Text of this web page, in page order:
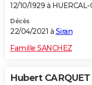
12/10/1929 à
Décès
22/04/2021 à Siran
Famille SANCHEZ
Hubert CARQUET